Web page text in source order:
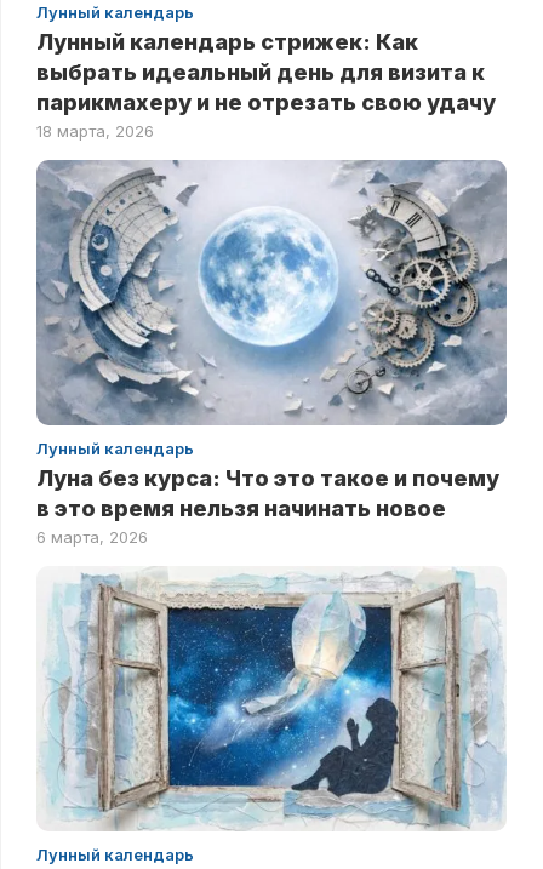
Лунный календарь
Лунный календарь стрижек: Как
выбрать идеальный день для визита к
парикмахеру и не отрезать свою удачу
18 марта, 2026
Лунный календарь
Луна без курса: Что это такое и почему
в это время нельзя начинать новое
6 марта, 2026
Лунный календарь